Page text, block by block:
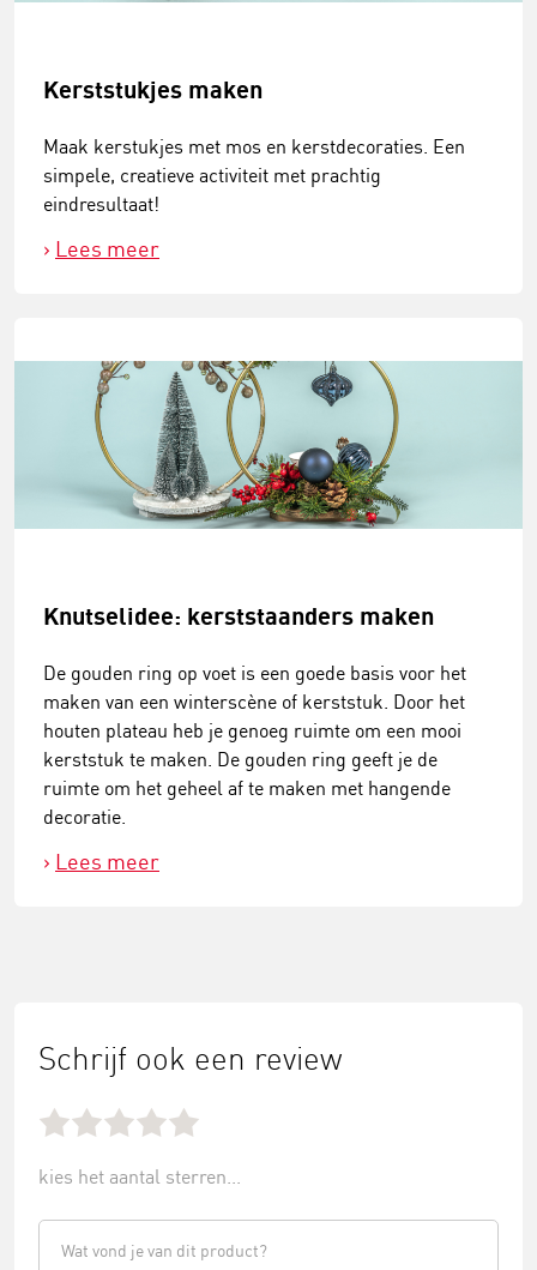
Kerststukjes maken
Maak kerstukjes met mos en kerstdecoraties. Een
simpele, creatieve activiteit met prachtig
eindresultaat!
Lees meer
Knutselidee: kerststaanders maken
De gouden ring op voet is een goede basis voor het
maken van een winterscène of kerststuk. Door het
houten plateau heb je genoeg ruimte om een mooi
kerststuk te maken. De gouden ring geeft je de
ruimte om het geheel af te maken met hangende
decoratie.
Lees meer
Schrijf ook een review
kies het aantal sterren...